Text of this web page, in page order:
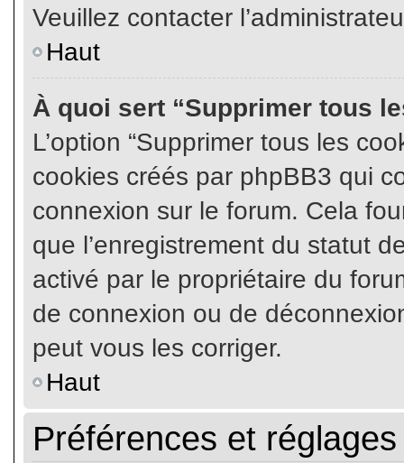
Veuillez contacter
Haut
À quoi sert “Supprimer tous
L’option “Supprimer tous les
cookies créés par phpBB3 qui
connexion sur le forum. Cela
que l’enregistrement du statut
activé par le propriétaire du
de connexion ou de
peut vous les corriger.
Haut
Préférences et